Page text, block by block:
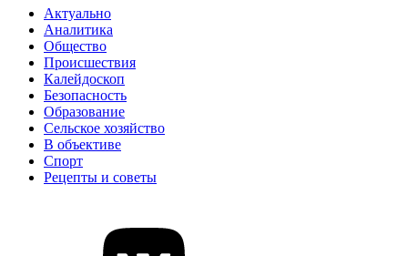
Актуально
Аналитика
Общество
Происшествия
Калейдоскоп
Безопасность
Образование
Сельское хозяйство
В объективе
Спорт
Рецепты и советы